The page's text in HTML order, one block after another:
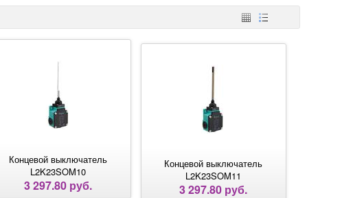
Концевой выключатель
L2K23SOM10
3 297.80 руб.
Концевой выключатель
L2K23SOM11
3 297.80 руб.